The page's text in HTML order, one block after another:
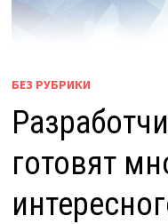
БЕЗ РУБРИКИ
готовят